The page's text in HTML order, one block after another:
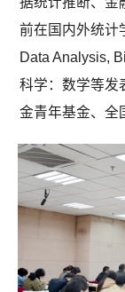
前在国内外统计
Data Analysis,
科学：数学等发
金青年基金、全